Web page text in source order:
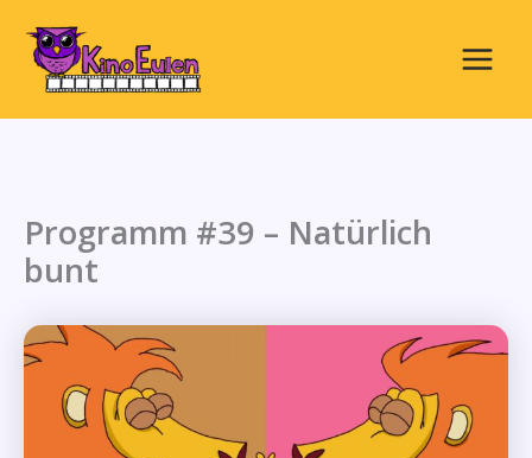
Inhalt
springen
Main
Menu
Programm #39 – Natürlich
bunt